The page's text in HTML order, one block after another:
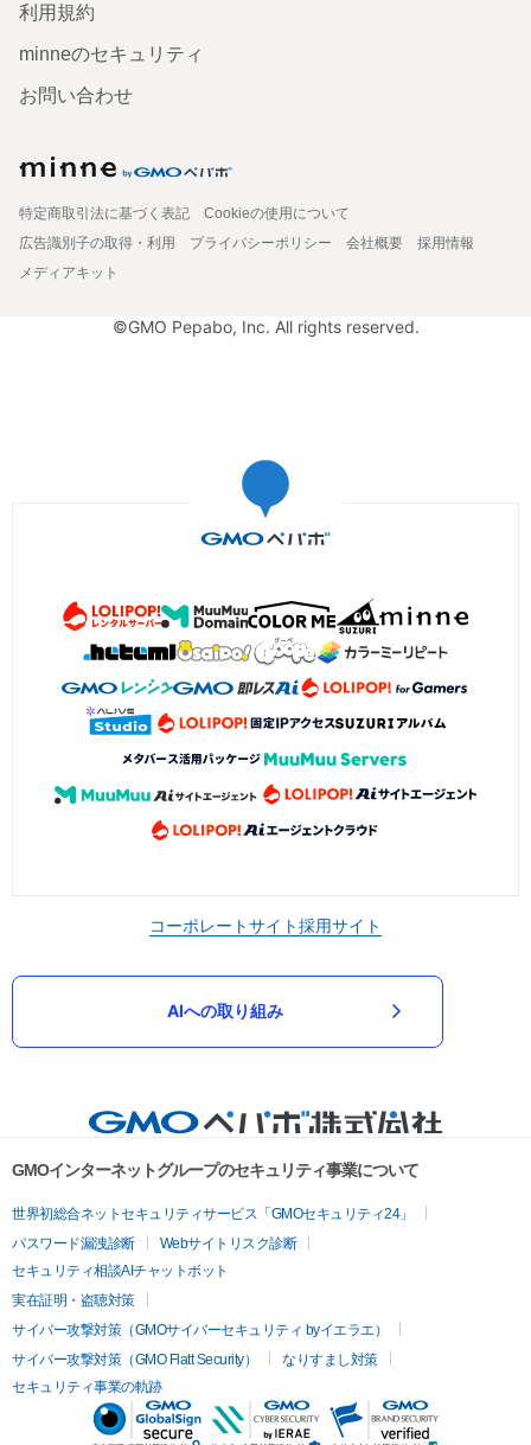
利用規約
minneのセキュリティ
お問い合わせ
特定商取引法に基づく表記
Cookieの使用について
広告識別子の取得・利用
プライバシーポリシー 会社概要
採用情報
メディアキット
©GMO Pepabo, Inc. All rights reserved.
コーポレートサイト採用サイト
AIへの取り組み
GMOインターネットグループのセキュリティ事業について
世界初総合ネットセキュリティサービス「GMOセキュリティ24」
パスワード漏洩診断
Webサイトリスク診断
セキュリティ相談AIチャットボット
実在証明・盗聴対策
サイバー攻撃対策（GMOサイバーセキュリティ byイエラエ）
サイバー攻撃対策（GMO Flatt Security）
なりすまし対策
セキュリティ事業の軌跡